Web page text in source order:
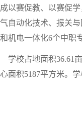
成以赛促教、以赛促学
气自动化技术、报关
和机电一体化6个中职
学校占地面积36.61
心面积5187平方米。